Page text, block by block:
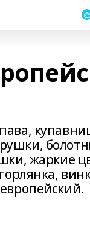
жаркие